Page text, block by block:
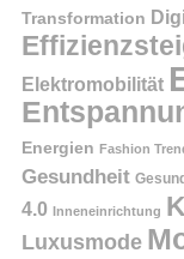
Transformation
Elektromobilität
Energien Fashion
Gesundheit
4.0
Inneneinrichtung
Luxusmode